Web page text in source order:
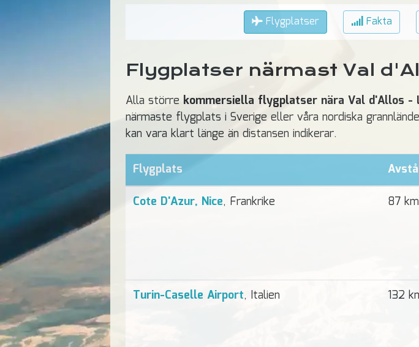
Flygplatser Fakta
Flygplatser närmast Val
Alla större kommersiella flygplatser nära Val d'Allos -
närmaste flygplats i Sverige eller våra nordiska
kan vara klart länge än distansen indikerar.
Flygplats
Cote D'Azur, Nice, Frankrike 87 km
Turin-Caselle Airport, Italien 132